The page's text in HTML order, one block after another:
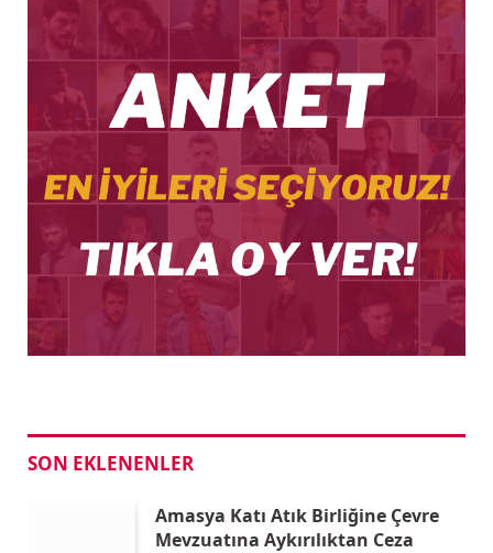
SON EKLENENLER
Amasya Katı Atık Birliğine Çevre
Mevzuatına Aykırılıktan Ceza